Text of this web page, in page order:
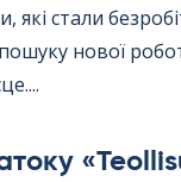
які стали
пошуку нової